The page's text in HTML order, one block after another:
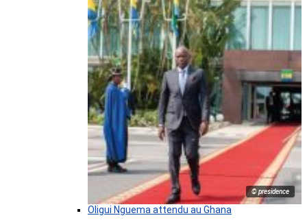
© presidence
Oligui Nguema attendu au Ghana